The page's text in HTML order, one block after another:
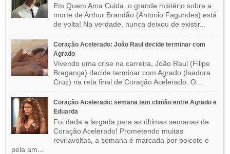
Em Quem Ama Cuida, o grande mistério sobre a
morte de Arthur Brandão (Antonio Fagundes) está
de volta! Na verdade, nunca deixou de existir...
Coração Acelerado: João Raul decide terminar com
Agrado
Vivendo uma crise na carreira, João Raul (Filipe
Bragança) decide terminar com Agrado (Isadora
Cruz) na reta final de Coração Acelerado. O...
Coração Acelerado: semana tem climão entre Agrado e
Eduarda
Foi dada a largada para as últimas semanas de
Coração Acelerado! Prometendo muitas
reviravoltas, a semana é marcada por boicote e
pela am...